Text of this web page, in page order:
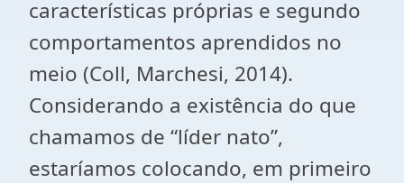
características próprias e segundo
comportamentos aprendidos no
meio (Coll, Marchesi, 2014).
Considerando a existência do que
chamamos de “líder nato”,
estaríamos colocando, em primeiro